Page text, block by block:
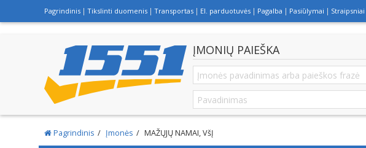
Pagrindinis Tikslinti duomenis Transportas El. parduotuvės Pagalba Pasiūlymai Straipsniai
ĮMONIŲ PAIEŠKA
Pagrindinis Įmonės MAŽŲJŲ NAMAI, VšĮ